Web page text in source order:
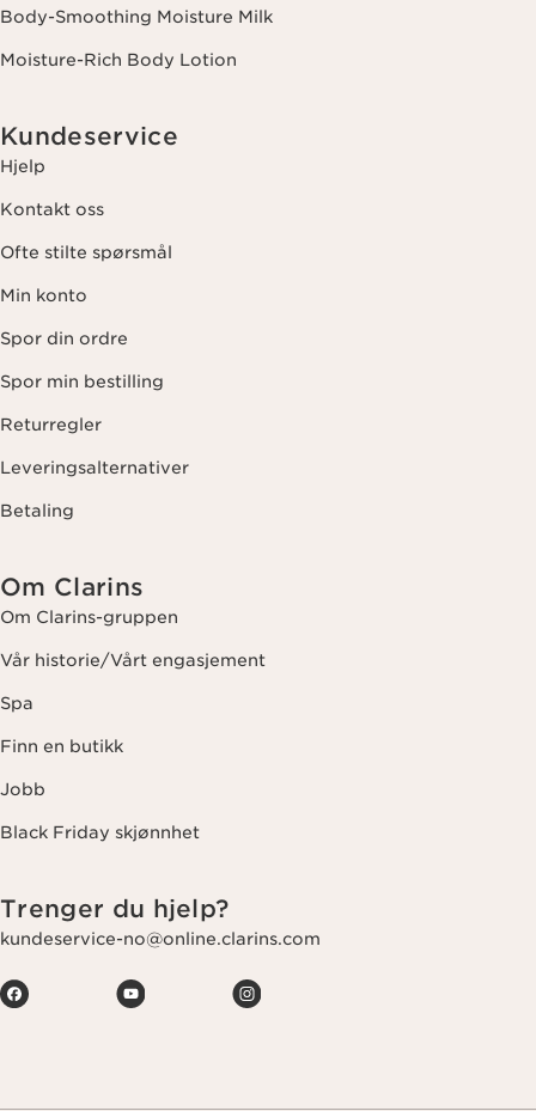
Body-Smoothing Moisture Milk
Moisture-Rich Body Lotion
Kundeservice
Hjelp
Kontakt oss
Ofte stilte spørsmål
Min konto
Spor din ordre
Spor min bestilling
Returregler
Leveringsalternativer
Betaling
Om Clarins
Om Clarins-gruppen
Vår historie/Vårt engasjement
Spa
Finn en butikk
Jobb
Black Friday skjønnhet
Trenger du hjelp?
kundeservice-no@online.clarins.com